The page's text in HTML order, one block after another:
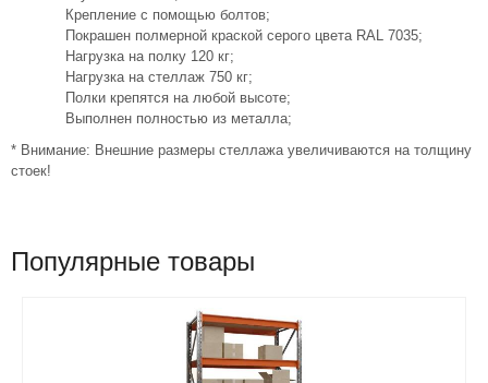
Крепление с помощью болтов;
Покрашен полмерной краской серого цвета RAL 7035;
Нагрузка на полку 120 кг;
Нагрузка на стеллаж 750 кг;
Полки крепятся на любой высоте;
Выполнен полностью из металла;
* Внимание: Внешние размеры стеллажа увеличиваются на толщину
стоек!
Популярные товары